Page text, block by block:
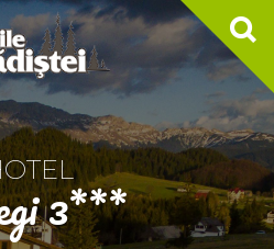
3***